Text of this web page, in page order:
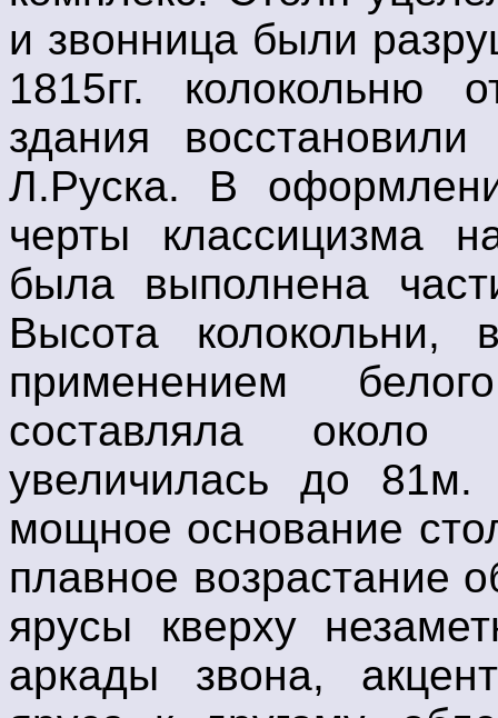
и звонница были
1815гг. колокольню
здания
Л.Руска. В
черты классицизма
была выполнена
Высота колокольни,
применением
составляла около
увеличилась до
мощное основание
плавное возрастание
ярусы кверху
аркады звона,